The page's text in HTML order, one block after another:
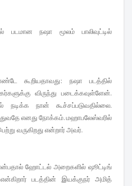
படமான நஷா மூலம் பாலிவுட்டில்
கூறியதாவது: நஷா படத்தில்
விருந்து படைக்கவுள்ளேன்.
நடிக்க நான் கூச்சப்படுவதில்லை.
எனது நோக்கம். மஹாபலேஸ்வரில்
வருகிறது என்றார் அவர்.
ஹோட்டல் அறைகளில் ஷூட்டிங்
என்கிறார் படத்தின் இயக்குநர் அமித்